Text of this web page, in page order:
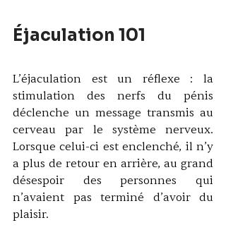
Éjaculation 101
L’éjaculation est un réflexe : la
stimulation des nerfs du pénis
déclenche un message transmis au
cerveau par le système nerveux.
Lorsque celui-ci est enclenché, il n’y
a plus de retour en arrière, au grand
désespoir des personnes qui
n’avaient pas terminé d’avoir du
plaisir.